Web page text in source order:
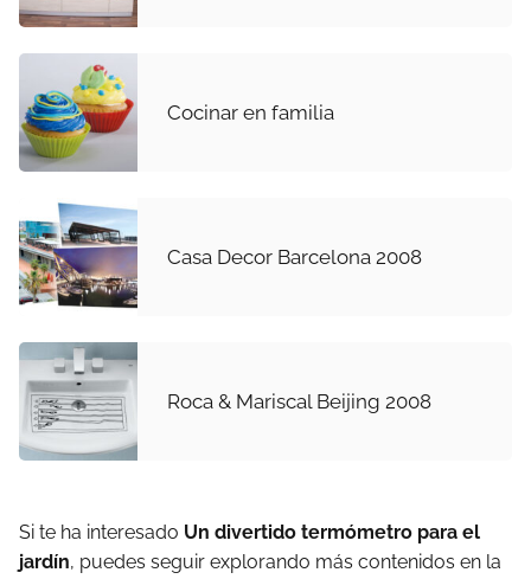
Cocinar en familia
Casa Decor Barcelona 2008
Roca & Mariscal Beijing 2008
Si te ha interesado Un divertido termómetro para el
jardín, puedes seguir explorando más contenidos en la